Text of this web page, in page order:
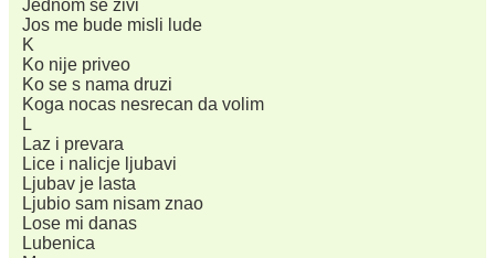
Jednom se zivi
Jos me bude misli lude
K
Ko nije priveo
Ko se s nama druzi
Koga nocas nesrecan da volim
L
Laz i prevara
Lice i nalicje ljubavi
Ljubav je lasta
Ljubio sam nisam znao
Lose mi danas
Lubenica